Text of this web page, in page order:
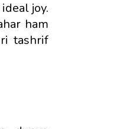
joy.
ham
tashrif